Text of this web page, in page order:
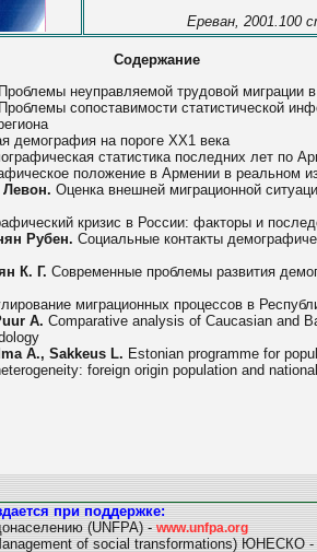
Ереван, 2001.100
Содержание
Проблемы неуправляемой трудовой миграции в
Проблемы сопоставимости статистической
демография на пороге ХХ1 века
статистика последних лет по
положение в Армении в реальном
Левон. Оценка внешней миграционной
кризис в России: факторы и
Рубен. Социальные контакты
К. Г. Современные проблемы развития
миграционных процессов в
A. Comparative analysis of Caucasian and
A., Sakkeus L. Estonian programme for
foreign origin population and
при поддержке:
(UNFPA) -www.unfpa.org
of social transformations) ЮНЕСКО -